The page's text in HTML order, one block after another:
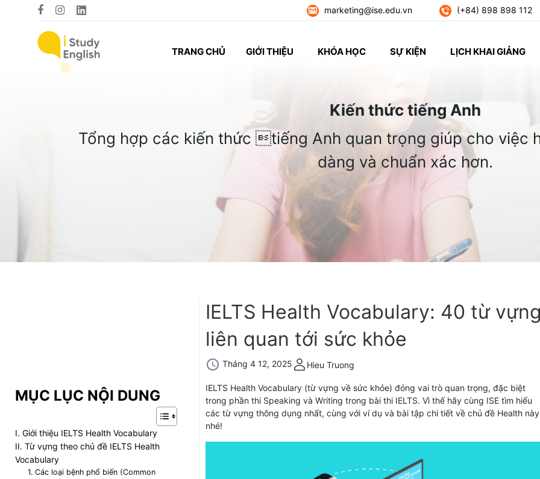
marketing@ise.edu.vn (+84) 898 898 112
TRANG CHỦ GIỚI THIỆU KHÓA HỌC SỰ KIỆN LỊCH KHAI GIẢNG
Kiến thức tiếng Anh
Tổng hợp các kiến thức tiếng Anh quan trọng giúp cho việc
dàng và chuẩn xác hơn.
MỤC LỤC NỘI DUNG
I. Giới thiệu IELTS Health Vocabulary
II. Từ vựng theo chủ đề IELTS Health
Vocabulary
1. Các loại bệnh phổ biến (Common
IELTS Health Vocabulary: 40 từ
liên quan tới sức khỏe
Tháng 4 12, 2025 Hieu Truong
IELTS Health Vocabulary (từ vựng về sức khỏe) đóng vai trò quan trọng, đặc biệt
trong phần thi Speaking và Writing trong bài thi IELTS. Vì thế hãy cùng ISE tìm hiểu
các từ vựng thông dụng nhất, cùng với ví dụ và bài tập chi tiết về chủ đề Health này
nhé!